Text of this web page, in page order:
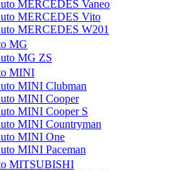
MERCEDES Vaneo
MERCEDES Vito
MERCEDES W201
MG
MG ZS
MINI
MINI Clubman
MINI Cooper
MINI Cooper S
MINI Countryman
MINI One
MINI Paceman
MITSUBISHI